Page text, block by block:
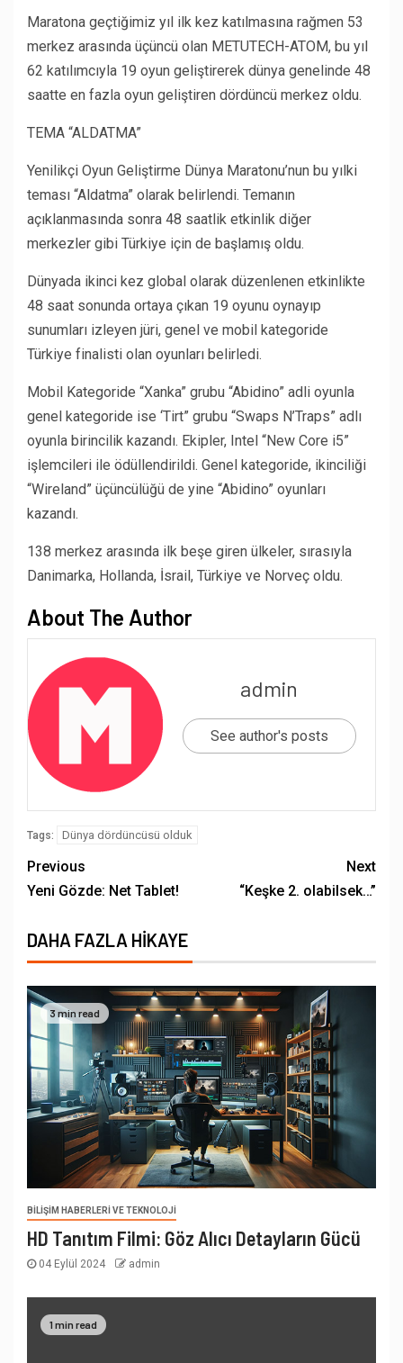
Maratona geçtiğimiz yıl ilk kez katılmasına rağmen 53
merkez arasında üçüncü olan METUTECH-ATOM, bu yıl
62 katılımcıyla 19 oyun geliştirerek dünya genelinde 48
saatte en fazla oyun geliştiren dördüncü merkez oldu.
TEMA “ALDATMA”
Yenilikçi Oyun Geliştirme Dünya Maratonu’nun bu yılki
teması “Aldatma” olarak belirlendi. Temanın
açıklanmasında sonra 48 saatlik etkinlik diğer
merkezler gibi Türkiye için de başlamış oldu.
Dünyada ikinci kez global olarak düzenlenen etkinlikte
48 saat sonunda ortaya çıkan 19 oyunu oynayıp
sunumları izleyen jüri, genel ve mobil kategoride
Türkiye finalisti olan oyunları belirledi.
Mobil Kategoride “Xanka” grubu “Abidino” adli oyunla
genel kategoride ise ‘Tirt” grubu “Swaps N’Traps” adlı
oyunla birincilik kazandı. Ekipler, Intel “New Core i5”
işlemcileri ile ödüllendirildi. Genel kategoride, ikinciliği
“Wireland” üçüncülüğü de yine “Abidino” oyunları
kazandı.
138 merkez arasında ilk beşe giren ülkeler, sırasıyla
Danimarka, Hollanda, İsrail, Türkiye ve Norveç oldu.
About The Author
admin
See author's posts
Tags: Dünya dördüncüsü olduk
Previous
Yeni Gözde: Net Tablet!
Next
“Keşke 2. olabilsek…”
DAHA FAZLA HIKAYE
3 min read
BILIŞIM HABERLERI VE TEKNOLOJI
HD Tanıtım Filmi: Göz Alıcı Detayların Gücü
04 Eylül 2024 admin
1 min read